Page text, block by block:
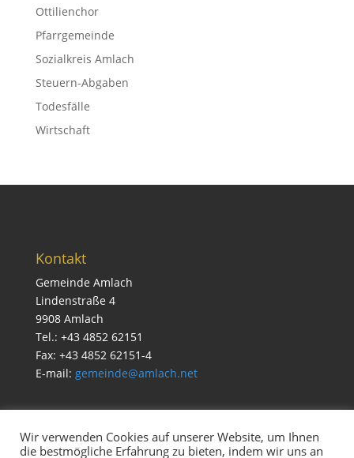
Ottilienchor
Pfarrgemeinde
Sozialkreis Amlach
Steuern-Abgaben
Todesfälle
Wirtschaft
Kontakt
Gemeinde Amlach
Lindenstraße 4
9908 Amlach
Tel.: +43 4852 62151
Fax: +43 4852 62151-4
E-mail: gemeinde@amlach.net
Wir verwenden Cookies auf unserer Website, um Ihnen
die bestmögliche Erfahrung zu bieten, indem wir uns an